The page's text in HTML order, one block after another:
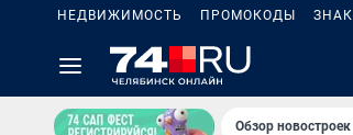
НЕДВИЖИМОСТЬ ПРОМОКОДЫ
Обзор